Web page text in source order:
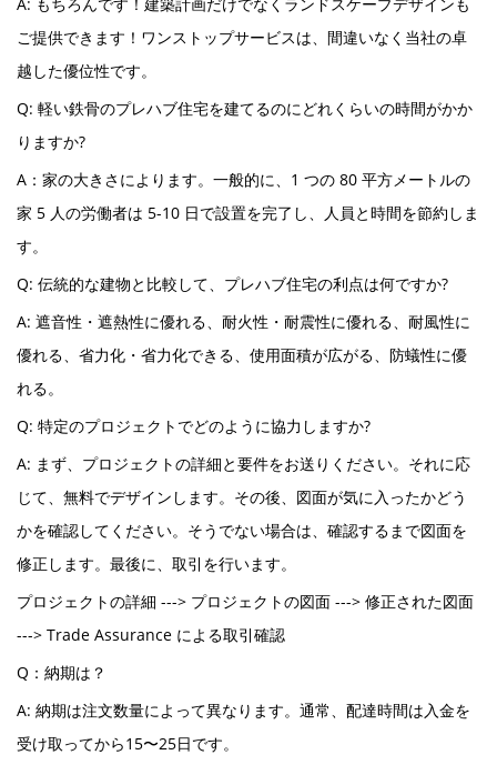
ご提供できます！ワンストップサービスは、間違いなく当社の卓
越した優位性です。
Q: 軽い鉄骨のプレハブ住宅を建てるのにどれくらいの時間がかか
りますか?
A：家の大きさによります。一般的に、1 つの 80 平方メートルの
家 5 人の労働者は 5-10 日で設置を完了し、人員と時間を節約しま
す。
Q: 伝統的な建物と比較して、プレハブ住宅の利点は何ですか?
A: 遮音性・遮熱性に優れる、耐火性・耐震性に優れる、耐風性に
優れる、省力化・省力化できる、使用面積が広がる、防蟻性に優
れる。
Q: 特定のプロジェクトでどのように協力しますか?
A: まず、プロジェクトの詳細と要件をお送りください。それに応
じて、無料でデザインします。その後、図面が気に入ったかどう
かを確認してください。そうでない場合は、確認するまで図面を
修正します。最後に、取引を行います。
プロジェクトの詳細 ---> プロジェクトの図面 ---> 修正された図面
---> Trade Assurance による取引確認
Q：納期は？
A: 納期は注文数量によって異なります。通常、配達時間は入金を
受け取ってから15〜25日です。